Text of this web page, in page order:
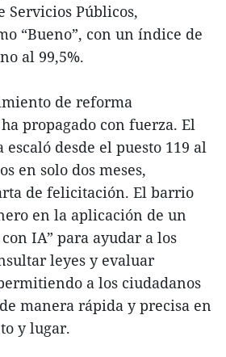
Servicios Públicos,
“Bueno”, con un índice de
al 99,5%.
de reforma
propagado con fuerza. El
desde el puesto 119 al
en solo dos meses,
de felicitación. El barrio
en la aplicación de un
IA” para ayudar a los
leyes y evaluar
a los ciudadanos
manera rápida y precisa en
y lugar.